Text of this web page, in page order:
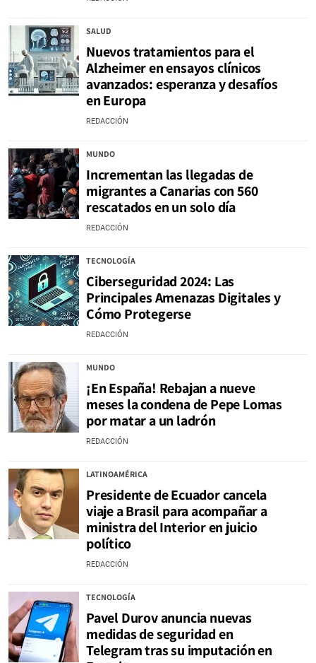
SALUD
Nuevos tratamientos para el
Alzheimer en ensayos clínicos
avanzados: esperanza y desafíos
en Europa
REDACCIÓN
MUNDO
Incrementan las llegadas de
migrantes a Canarias con 560
rescatados en un solo día
REDACCIÓN
TECNOLOGÍA
Ciberseguridad 2024: Las
Principales Amenazas Digitales y
Cómo Protegerse
REDACCIÓN
MUNDO
¡En España! Rebajan a nueve
meses la condena de Pepe Lomas
por matar a un ladrón
REDACCIÓN
LATINOAMÉRICA
Presidente de Ecuador cancela
viaje a Brasil para acompañar a
ministra del Interior en juicio
político
REDACCIÓN
TECNOLOGÍA
Pavel Durov anuncia nuevas
medidas de seguridad en
Telegram tras su imputación en